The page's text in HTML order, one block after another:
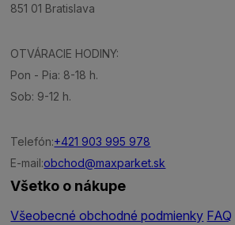
851 01 Bratislava
OTVÁRACIE HODINY:
Pon - Pia: 8-18 h.
Sob: 9-12 h.
Telefón:+421 903 995 978
E-mail:obchod@maxparket.sk
Všetko o nákupe
Všeobecné obchodné podmienky FAQ